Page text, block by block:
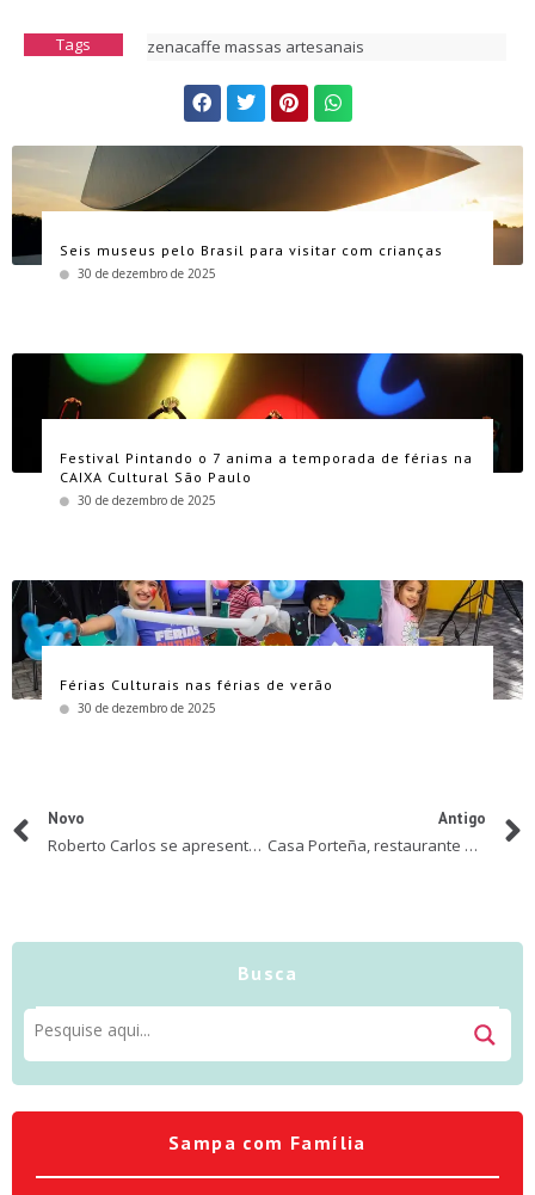
Tags zenacaffe massas artesanais
Seis museus pelo Brasil para visitar com crianças
30 de dezembro de 2025
Festival Pintando o 7 anima a temporada de férias na
CAIXA Cultural São Paulo
30 de dezembro de 2025
Férias Culturais nas férias de verão
30 de dezembro de 2025
Novo
Roberto Carlos se apresenta no Vibra SP
Antigo
Casa Porteña, restaurante de gastronomia argentina, inaugura no Mooca Plaza Shopping
Busca
Sampa com Família